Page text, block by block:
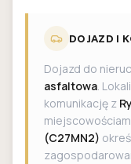
DOJAZD I
Dojazd do
asfaltowa.
komunikację z
(C27MN2)